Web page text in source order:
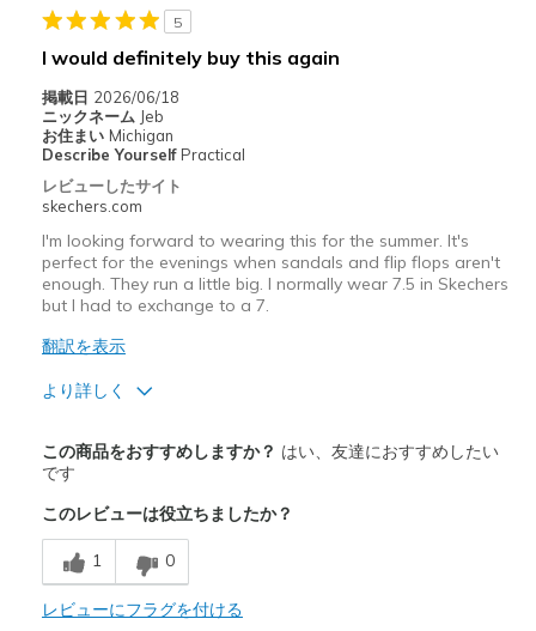
以下に最適
Casual Wear
Going Out
Travel
Width
Sizing
Feels half size too big
View On Shoes
Shoes are for Wearing
5
I would definitely buy this again
掲載日 2026/06/18
ニックネーム Jeb
お住まい Michigan
Describe Yourself Practical
レビューしたサイト
skechers.com
I'm looking forward to wearing this for the summer. It's
perfect for the evenings when sandals and flip flops aren't
enough. They run a little big. I normally wear 7.5 in Skechers
but I had to exchange to a 7.
翻訳を表示
より詳しく
Attractive Design
Comfortable
Stylish
商品が期待と異なったレビュー
この商品をおすすめしますか？ はい、友達におすすめしたい
です
このレビューは役立ちましたか？
1 0
レビューにフラグを付ける